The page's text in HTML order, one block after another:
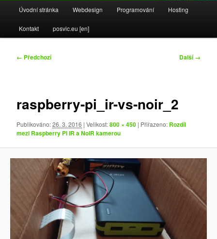
navigační
Úvodní stránka Webdesign Programování Hosting
Kontakt posvic.eu [en]
Navigace
← Předchozí Další →
raspberry-pi_ir-vs-noir_2
Publikováno:26. 3. 2016 | Velikost:800 × 450 | Přiřazeno: Rozdíl
mezi Raspberry PI IR a NoIR kamerou